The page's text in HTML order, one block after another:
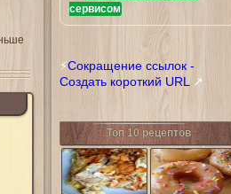
сервисом
⚡Сокращение ссылок -
Создать короткий URL
↗
Топ 10 рецептов
Тилапия
запеченная в
сливочном
Донатсы Криспи
Крим